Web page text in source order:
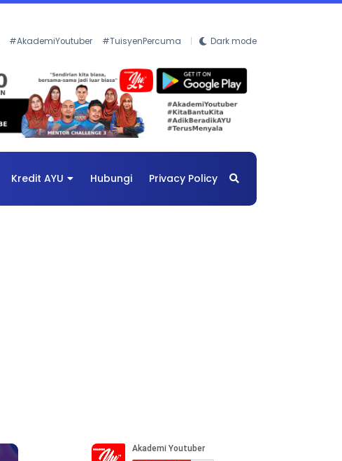
#AkademiYoutuber #TuisyenPercuma Dark mode
Kredit AYU Hubungi Privacy Policy